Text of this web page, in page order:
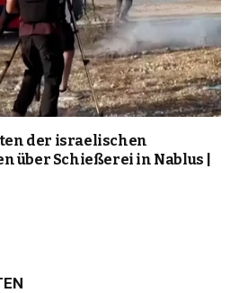
der israelischen
über Schießerei in Nablus |